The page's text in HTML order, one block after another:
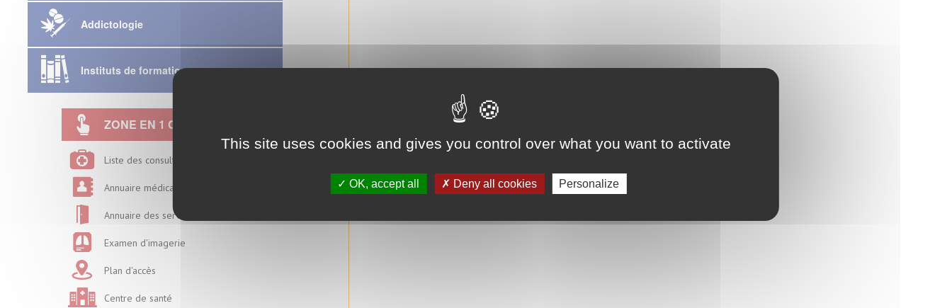
Addictologie
Instituts de formation
ZONE EN 1 CLIC
Liste des consultations
Annuaire médical
Annuaire des services
Examen d'imagerie
Plan d'accès
Centre de santé
This site uses cookies and gives you control over what you want to activate
OK, accept all Deny all cookies Personalize